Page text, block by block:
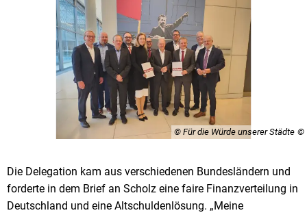
© Für die Würde unserer Städte
Die Delegation kam aus verschiedenen Bundesländern und
forderte in dem Brief an Scholz eine faire Finanzverteilung in
Deutschland und eine Altschuldenlösung. „Meine